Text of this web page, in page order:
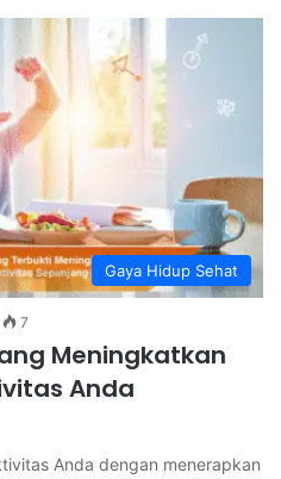
Gaya Hidup Sehat
7
Meningkatkan
Anda
Anda dengan menerapkan